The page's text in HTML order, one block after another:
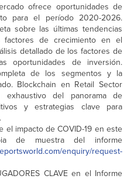
ofrece oportunidades de
para el período 2020-2026.
sobre las últimas tendencias
de crecimiento en el
detallado de los factores de
oportunidades de inversión.
de los segmentos y la
Blockchain en Retail Sector
del panorama de
y estrategias clave para
el impacto de COVID-19 en este
de muestra del informe
enquiry/request-
CLAVE en el Informe